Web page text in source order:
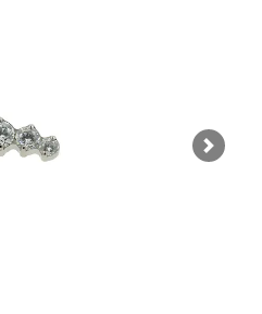
Next